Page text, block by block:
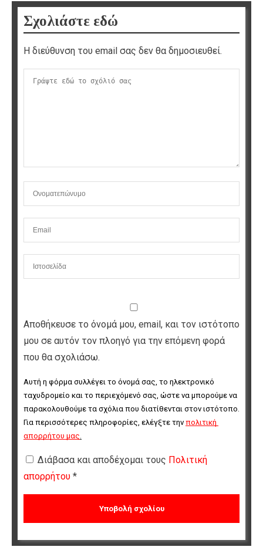
Σχολιάστε εδώ
Η διεύθυνση του email σας δεν θα δημοσιευθεί.
Αποθήκευσε το όνομά μου, email, και τον ιστότοπο
μου σε αυτόν τον πλοηγό για την επόμενη φορά
που θα σχολιάσω.
Αυτή η φόρμα συλλέγει το όνομά σας, το ηλεκτρονικό
ταχυδρομείο και το περιεχόμενό σας, ώστε να μπορούμε να
παρακολουθούμε τα σχόλια που διατίθενται στον ιστότοπο.
Για περισσότερες πληροφορίες, ελέγξτε την πολιτική
απορρήτου μας
Διάβασα και αποδέχομαι τους Πολιτική
απορρήτου *